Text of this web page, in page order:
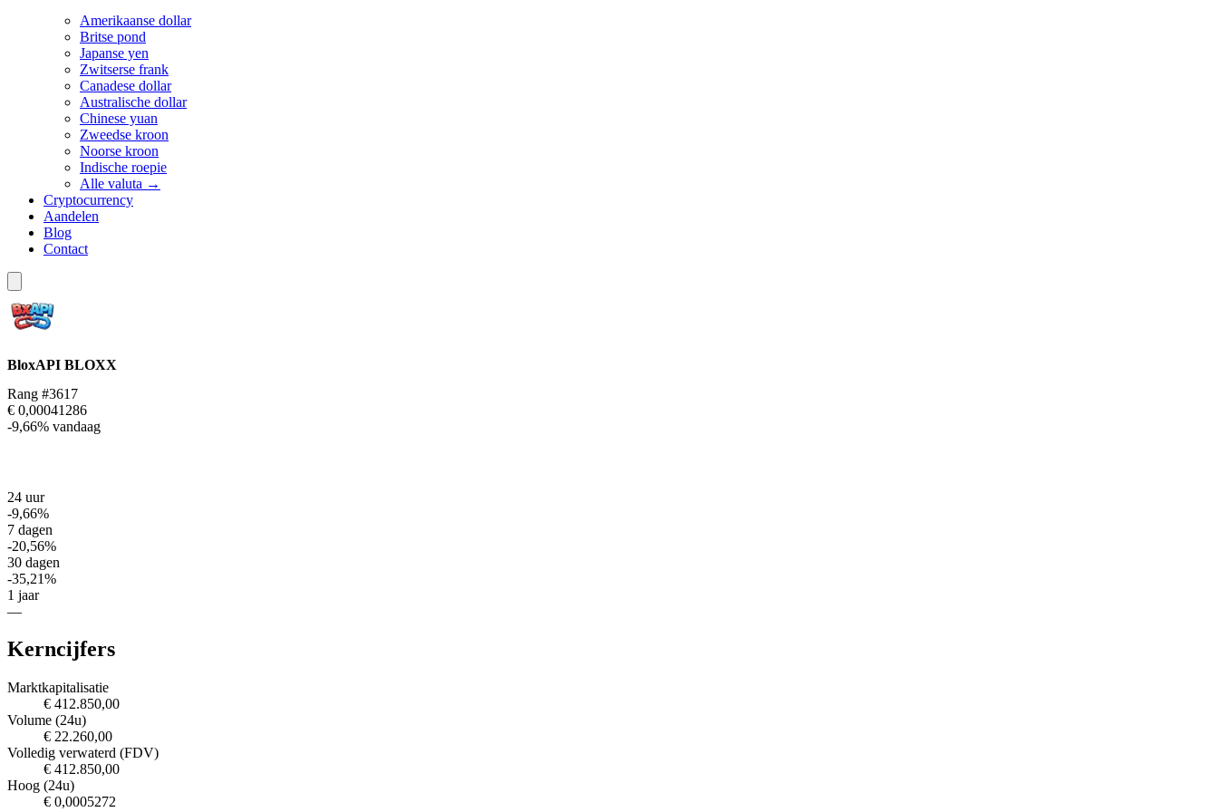
Amerikaanse dollar
Britse pond
Japanse yen
Zwitserse frank
Canadese dollar
Australische dollar
Chinese yuan
Zweedse kroon
Noorse kroon
Indische roepie
Alle valuta →
Cryptocurrency
Aandelen
Blog
Contact
BloxAPI BLOXX
Rang #3617
€ 0,00041286
-9,66% vandaag
24 uur
-9,66%
7 dagen
-20,56%
30 dagen
-35,21%
1 jaar
—
Kerncijfers
Marktkapitalisatie
€ 412.850,00
Volume (24u)
€ 22.260,00
Volledig verwaterd (FDV)
€ 412.850,00
Hoog (24u)
€ 0,0005272